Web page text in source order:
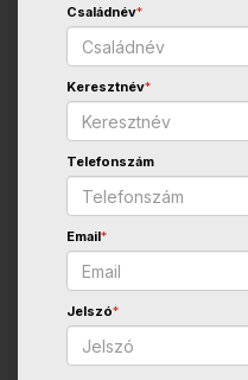
Családnév*
Keresztnév*
Telefonszám
Email*
Jelszó*